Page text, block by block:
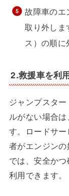
故障車のエ
取り外しま
ス）の順に
2.救援車を利
ジャンプスタ
ルがない場合
す。ロードサ
者がエンジン
では、安全か
利用できます。